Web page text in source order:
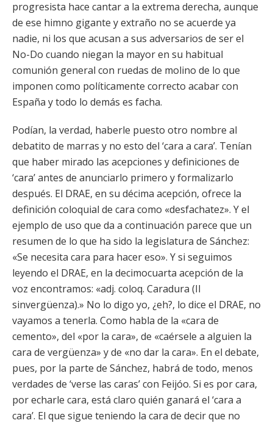
progresista hace cantar a la extrema derecha, aunque
de ese himno gigante y extraño no se acuerde ya
nadie, ni los que acusan a sus adversarios de ser el
No-Do cuando niegan la mayor en su habitual
comunión general con ruedas de molino de lo que
imponen como políticamente correcto acabar con
España y todo lo demás es facha.
Podían, la verdad, haberle puesto otro nombre al
debatito de marras y no esto del ‘cara a cara’. Tenían
que haber mirado las acepciones y definiciones de
‘cara’ antes de anunciarlo primero y formalizarlo
después. El DRAE, en su décima acepción, ofrece la
definición coloquial de cara como «desfachatez». Y el
ejemplo de uso que da a continuación parece que un
resumen de lo que ha sido la legislatura de Sánchez:
«Se necesita cara para hacer eso». Y si seguimos
leyendo el DRAE, en la decimocuarta acepción de la
voz encontramos: «adj. coloq. Caradura (II
sinvergüenza).» No lo digo yo, ¿eh?, lo dice el DRAE, no
vayamos a tenerla. Como habla de la «cara de
cemento», del «por la cara», de «caérsele a alguien la
cara de vergüenza» y de «no dar la cara». En el debate,
pues, por la parte de Sánchez, habrá de todo, menos
verdades de ‘verse las caras’ con Feijóo. Si es por cara,
por echarle cara, está claro quién ganará el ‘cara a
cara’. El que sigue teniendo la cara de decir que no